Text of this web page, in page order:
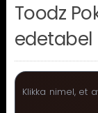
Toodz
edetabel
Klikka nimel, et